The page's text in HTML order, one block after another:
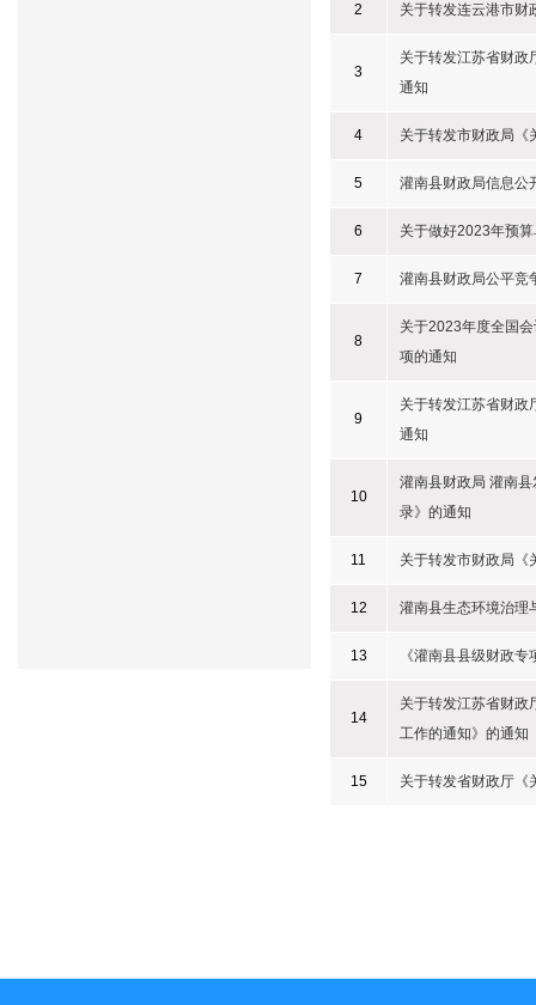
2 关于转发连云港市财
3
关于转发江苏省财政
通知
4 关于转发市财政局《
5 灌南县财政局信息公
6 关于做好2023年预
7 灌南县财政局公平竞
8
关于2023年度全国
项的通知
9
关于转发江苏省财政
通知
10
灌南县财政局 灌南
录》的通知
11 关于转发市财政局《
12 灌南县生态环境治理
13 《灌南县县级财政
14
关于转发江苏省财政
工作的通知》的通知
15 关于转发省财政厅《